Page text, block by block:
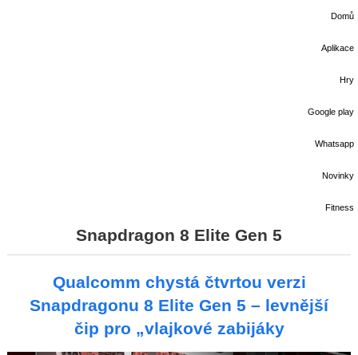
Domů
Aplikace
Hry
Google play
Whatsapp
Novinky
Fitness
Snapdragon 8 Elite Gen 5
Qualcomm chystá čtvrtou verzi
Snapdragonu 8 Elite Gen 5 – levnější
čip pro „vlajkové zabijáky